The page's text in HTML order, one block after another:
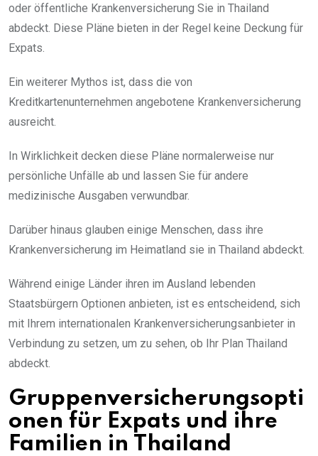
oder öffentliche Krankenversicherung Sie in Thailand
abdeckt. Diese Pläne bieten in der Regel keine Deckung für
Expats.
Ein weiterer Mythos ist, dass die von
Kreditkartenunternehmen angebotene Krankenversicherung
ausreicht.
In Wirklichkeit decken diese Pläne normalerweise nur
persönliche Unfälle ab und lassen Sie für andere
medizinische Ausgaben verwundbar.
Darüber hinaus glauben einige Menschen, dass ihre
Krankenversicherung im Heimatland sie in Thailand abdeckt.
Während einige Länder ihren im Ausland lebenden
Staatsbürgern Optionen anbieten, ist es entscheidend, sich
mit Ihrem internationalen Krankenversicherungsanbieter in
Verbindung zu setzen, um zu sehen, ob Ihr Plan Thailand
abdeckt.
Gruppenversicherungsopti
onen für Expats und ihre
Familien in Thailand